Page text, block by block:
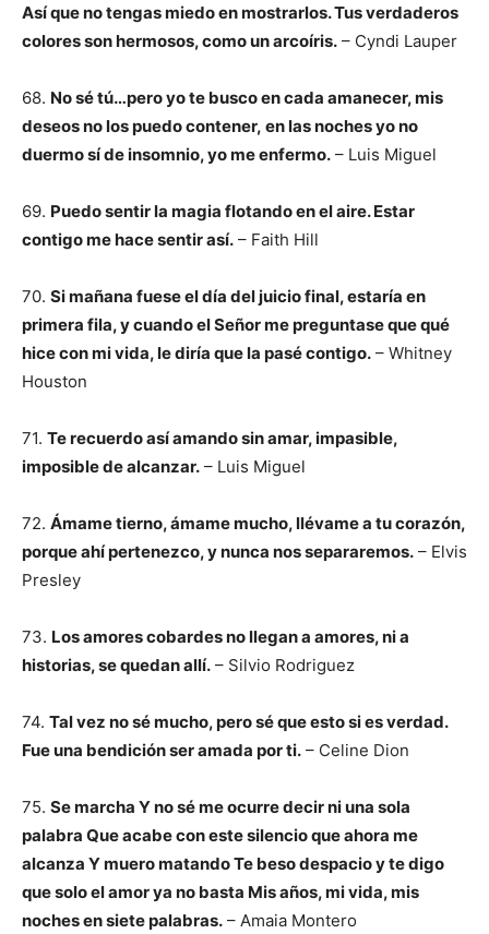
Así que no tengas miedo en mostrarlos. Tus verdaderos
colores son hermosos, como un arcoíris. – Cyndi Lauper
68. No sé tú…pero yo te busco en cada amanecer, mis
deseos no los puedo contener, en las noches yo no
duermo sí de insomnio, yo me enfermo. – Luis Miguel
69. Puedo sentir la magia flotando en el aire. Estar
contigo me hace sentir así. – Faith Hill
70. Si mañana fuese el día del juicio final, estaría en
primera fila, y cuando el Señor me preguntase que qué
hice con mi vida, le diría que la pasé contigo. – Whitney
Houston
71. Te recuerdo así amando sin amar, impasible,
imposible de alcanzar. – Luis Miguel
72. Ámame tierno, ámame mucho, llévame a tu corazón,
porque ahí pertenezco, y nunca nos separaremos. – Elvis
Presley
73. Los amores cobardes no llegan a amores, ni a
historias, se quedan allí. – Silvio Rodriguez
74. Tal vez no sé mucho, pero sé que esto si es verdad.
Fue una bendición ser amada por ti. – Celine Dion
75. Se marcha Y no sé me ocurre decir ni una sola
palabra Que acabe con este silencio que ahora me
alcanza Y muero matando Te beso despacio y te digo
que solo el amor ya no basta Mis años, mi vida, mis
noches en siete palabras. – Amaia Montero